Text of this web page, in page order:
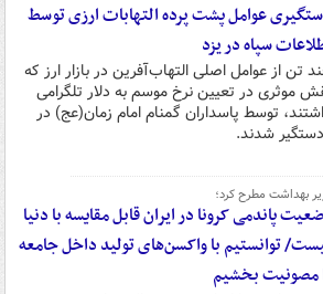
عوامل پشت پرده التهابات ارزی توسط
سپاه در یزد
تن از عوامل اصلی التهاب‌آفرین در بازار ارز که
موثری در تعیین نرخ موسم به دلار تلگرامی
توسط پاسداران گمنام امام زمان(عج) در
شدند.
بهداشت مطرح کرد؛
پاندمی کرونا در ایران قابل مقایسه با دنیا
توانستیم با واکسن‌های تولید داخل جامعه
مصونیت بخشیم